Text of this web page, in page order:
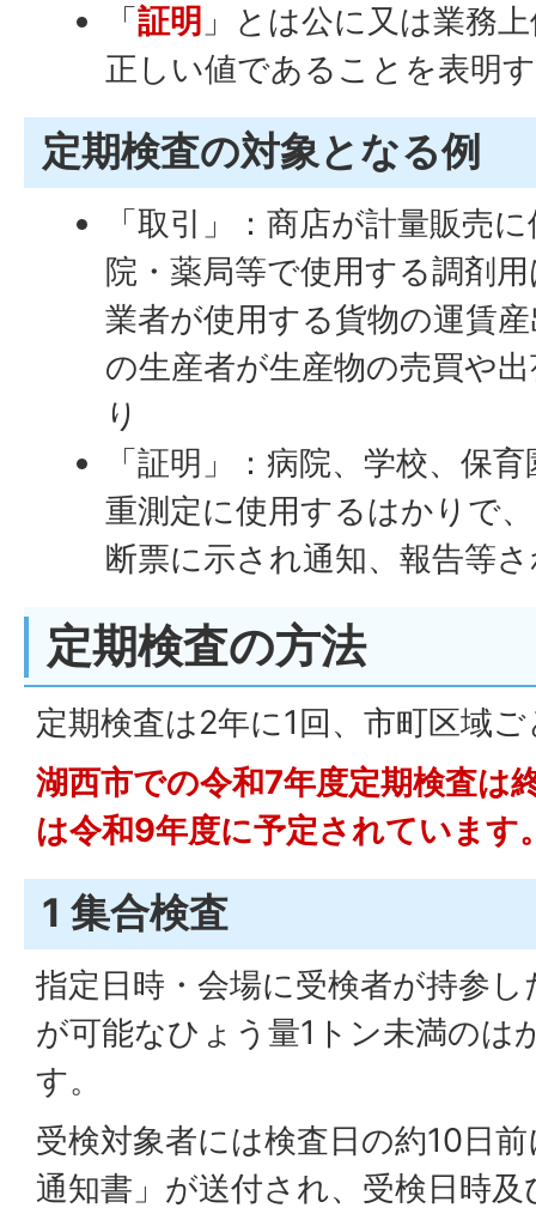
「証明 」とは公に又は業務
正しい値であることを表明
定期検査の対象となる例
「取引」：商店が計量販売
院・薬局等で使用する調剤
業者が使用する貨物の運賃
の生産者が生産物の売買や
り
「証明」：病院、学校、保
重測定に使用するはかりで
断票に示され通知、報告等
定期検査の方法
定期検査は2年に1回、市町区域
湖西市での令和7年度定期検査は
は令和9年度に予定されています
1 集合検査
指定日時・会場に受検者が持参
が可能なひょう量1トン未満のは
す。
受検対象者には検査日の約10日
通知書」が送付され、受検日時